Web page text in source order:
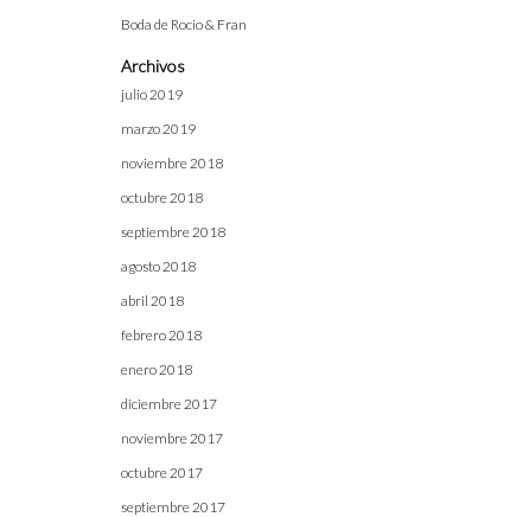
Boda de Rocio & Fran
Archivos
julio 2019
marzo 2019
noviembre 2018
octubre 2018
septiembre 2018
agosto 2018
abril 2018
febrero 2018
enero 2018
diciembre 2017
noviembre 2017
octubre 2017
septiembre 2017